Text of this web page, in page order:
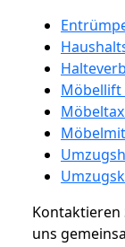
Möbellift
Kontaktieren
uns